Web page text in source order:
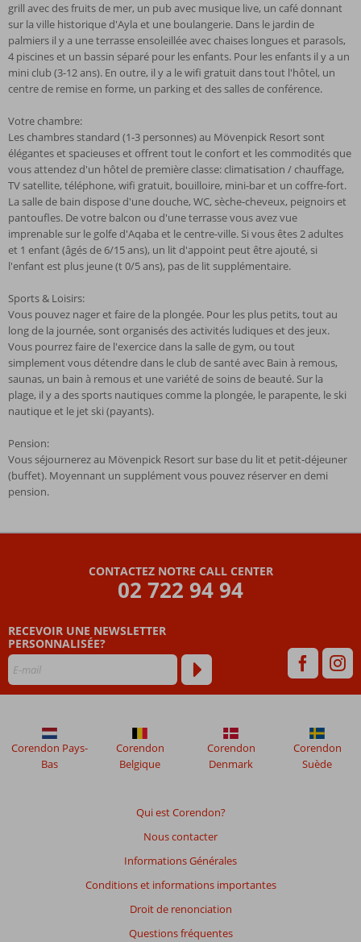
grill avec des fruits de mer, un pub avec musique live, un café donnant
sur la ville historique d'Ayla et une boulangerie. Dans le jardin de
palmiers il y a une terrasse ensoleillée avec chaises longues et parasols,
4 piscines et un bassin séparé pour les enfants. Pour les enfants il y a un
mini club (3-12 ans). En outre, il y a le wifi gratuit dans tout l'hôtel, un
centre de remise en forme, un parking et des salles de conférence.
Votre chambre:
Les chambres standard (1-3 personnes) au Mövenpick Resort sont
élégantes et spacieuses et offrent tout le confort et les commodités que
vous attendez d'un hôtel de première classe: climatisation / chauffage,
TV satellite, téléphone, wifi gratuit, bouilloire, mini-bar et un coffre-fort.
La salle de bain dispose d'une douche, WC, sèche-cheveux, peignoirs et
pantoufles. De votre balcon ou d'une terrasse vous avez vue
imprenable sur le golfe d'Aqaba et le centre-ville. Si vous êtes 2 adultes
et 1 enfant (âgés de 6/15 ans), un lit d'appoint peut être ajouté, si
l'enfant est plus jeune (t 0/5 ans), pas de lit supplémentaire.
Sports & Loisirs:
Vous pouvez nager et faire de la plongée. Pour les plus petits, tout au
long de la journée, sont organisés des activités ludiques et des jeux.
Vous pourrez faire de l'exercice dans la salle de gym, ou tout
simplement vous détendre dans le club de santé avec Bain à remous,
saunas, un bain à remous et une variété de soins de beauté. Sur la
plage, il y a des sports nautiques comme la plongée, le parapente, le ski
nautique et le jet ski (payants).
Pension:
Vous séjournerez au Mövenpick Resort sur base du lit et petit-déjeuner
(buffet). Moyennant un supplément vous pouvez réserver en demi
pension.
après
leur
séjour
dans
Les
CONTACTEZ NOTRE CALL CENTER
02 722 94 94
RECEVOIR UNE NEWSLETTER
PERSONNALISÉE?
Qui est Corendon?
Nous contacter
Informations Générales
Conditions et informations importantes
Droit de renonciation
Questions fréquentes
Corendon Pays-
Bas
Corendon
Belgique
Corendon
Denmark
Corendon
Suède